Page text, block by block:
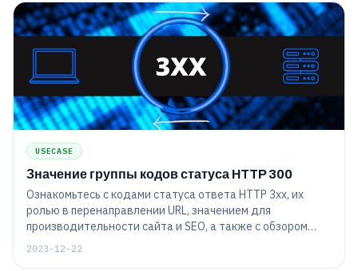
USECASE
Значение группы кодов статуса HTTP 300
Ознакомьтесь с кодами статуса ответа HTTP 3xx, их
ролью в перенаправлении URL, значением для
производительности сайта и SEO, а также с обзором
таких распространенных кодов, как 301 (постоянное
2023-12-22